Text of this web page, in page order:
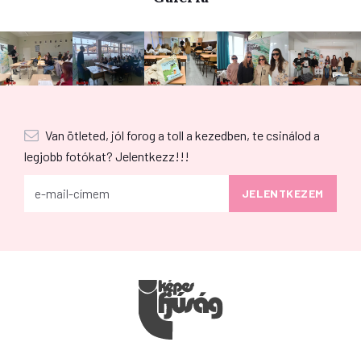
Van ötleted, jól forog a toll a kezedben, te csinálod a
legjobb fotókat? Jelentkezz!!!